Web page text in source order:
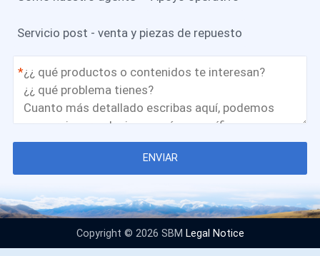
Servicio post - venta y piezas de repuesto
*
ENVIAR
Copyright © 2026 SBM Legal Notice